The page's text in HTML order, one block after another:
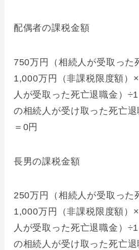
配偶者の課税金額
750万円（相続人が受取った
1,000万円（非課税限度額）
人が受取った死亡退職金）
の相続人が受け取った死亡退
＝0円
長男の課税金額
250万円（相続人が受取った
1,000万円（非課税限度額）
人が受取った死亡退職金）
の相続人が受け取った死亡退